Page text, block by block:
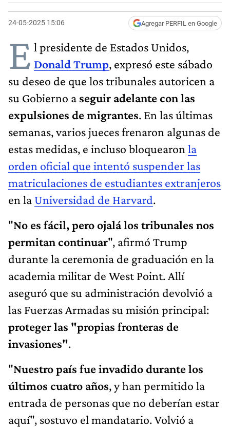
24-05-2025 15:06 Agregar PERFIL en Google
E l presidente de Estados Unidos,
Donald Trump, expresó este sábado
su deseo de que los tribunales autoricen a
su Gobierno a seguir adelante con las
expulsiones de migrantes. En las últimas
semanas, varios jueces frenaron algunas de
estas medidas, e incluso bloquearon la
orden oficial que intentó suspender las
matriculaciones de estudiantes extranjeros
en la Universidad de Harvard.
"No es fácil, pero ojalá los tribunales nos
permitan continuar", afirmó Trump
durante la ceremonia de graduación en la
academia militar de West Point. Allí
aseguró que su administración devolvió a
las Fuerzas Armadas su misión principal:
proteger las "propias fronteras de
invasiones".
"Nuestro país fue invadido durante los
últimos cuatro años, y han permitido la
entrada de personas que no deberían estar
aquí", sostuvo el mandatario. Volvió a